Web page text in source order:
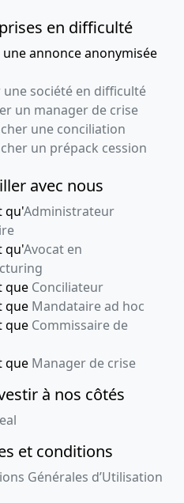
en difficulté
une annonce anonymisée
une société en difficulté
un manager de crise
une conciliation
un prépack cession
avec nous
qu'Administrateur
qu'Avocat en
que Conciliateur
que Mandataire ad hoc
que Commissaire de
que Manager de crise
à nos côtés
et conditions
Générales d’Utilisation